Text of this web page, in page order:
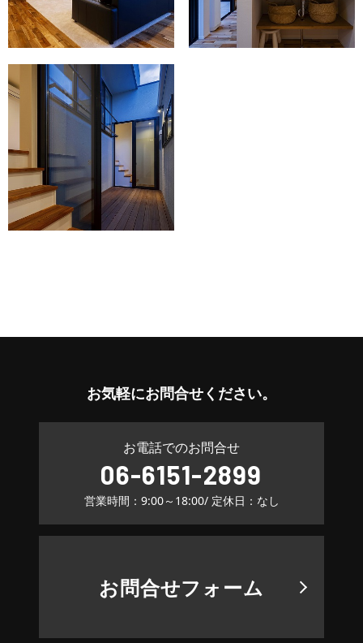
お気軽にお問合せください。
お電話でのお問合せ
06-6151-2899
営業時間：9:00～18:00/ 定休日：なし
お問合せフォーム